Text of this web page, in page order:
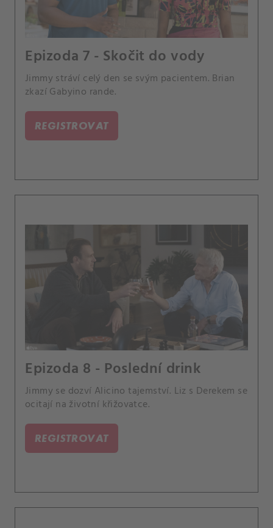
Epizoda 7 - Skočit do vody
Jimmy stráví celý den se svým pacientem. Brian
zkazí Gabyino rande.
REGISTROVAT
Epizoda 8 - Poslední drink
Jimmy se dozví Alicino tajemství. Liz s Derekem se
ocitají na životní křižovatce.
REGISTROVAT